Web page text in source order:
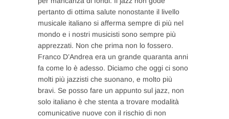
pertanto di ottima salute nonostante il livello
musicale italiano si afferma sempre di più nel
mondo e i nostri musicisti sono sempre più
apprezzati. Non che prima non lo fossero.
Franco D’Andrea era un grande quaranta anni
fa come lo è adesso. Diciamo che oggi ci sono
molti più jazzisti che suonano, e molto più
bravi. Se posso fare un appunto sul jazz, non
solo italiano è che stenta a trovare modalità
comunicative nuove con il rischio di non